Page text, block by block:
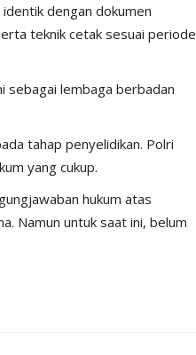
dengan dokumen
teknik cetak sesuai periode
sebagai lembaga berbadan
tahap penyelidikan. Polri
yang cukup.
hukum atas
Namun untuk saat ini, belum